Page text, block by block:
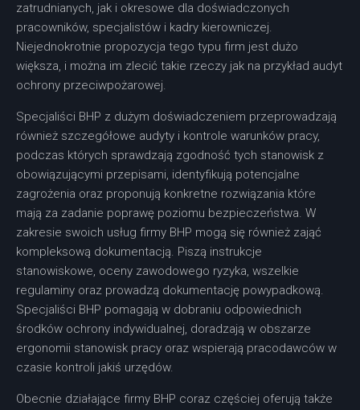
zatrudnianych, jak i okresowe dla doświadczonych
pracowników, specjalistów i kadry kierowniczej.
Niejednokrotnie propozycja tego typu firm jest dużo
większa, i można im zlecić takie rzeczy jak na przykład audyt
ochrony przeciwpożarowej.
Specjaliści BHP z dużym doświadczeniem przeprowadzają
również szczegółowe audyty i kontrole warunków pracy,
podczas których sprawdzają zgodność tych stanowisk z
obowiązującymi przepisami, identyfikują potencjalne
zagrożenia oraz proponują konkretne rozwiązania które
mają za zadanie poprawę poziomu bezpieczeństwa. W
zakresie swoich usług firmy BHP mogą się również zająć
kompleksową dokumentacją. Piszą instrukcje
stanowiskowe, oceny zawodowego ryzyka, wszelkie
regulaminy oraz prowadzą dokumentację powypadkową.
Specjaliści BHP pomagają w dobraniu odpowiednich
środków ochrony indywidualnej, doradzają w obszarze
ergonomii stanowisk pracy oraz wspierają pracodawców w
czasie kontroli jakiś urzędów.
Obecnie działające firmy BHP coraz częściej oferują także